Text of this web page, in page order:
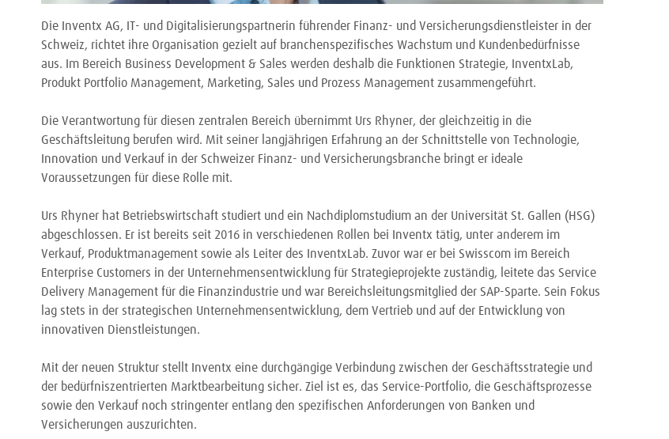
Die Inventx AG, IT- und Digitalisierungspartnerin führender Finanz- und Versicherungsdienstleister in der
Schweiz, richtet ihre Organisation gezielt auf branchenspezifisches Wachstum und Kundenbedürfnisse
aus. Im Bereich Business Development & Sales werden deshalb die Funktionen Strategie, InventxLab,
Produkt Portfolio Management, Marketing, Sales und Prozess Management zusammengeführt.
Die Verantwortung für diesen zentralen Bereich übernimmt Urs Rhyner, der gleichzeitig in die
Geschäftsleitung berufen wird. Mit seiner langjährigen Erfahrung an der Schnittstelle von Technologie,
Innovation und Verkauf in der Schweizer Finanz- und Versicherungsbranche bringt er ideale
Voraussetzungen für diese Rolle mit.
Urs Rhyner hat Betriebswirtschaft studiert und ein Nachdiplomstudium an der Universität St. Gallen (HSG)
abgeschlossen. Er ist bereits seit 2016 in verschiedenen Rollen bei Inventx tätig, unter anderem im
Verkauf, Produktmanagement sowie als Leiter des InventxLab. Zuvor war er bei Swisscom im Bereich
Enterprise Customers in der Unternehmensentwicklung für Strategieprojekte zuständig, leitete das Service
Delivery Management für die Finanzindustrie und war Bereichsleitungsmitglied der SAP-Sparte. Sein Fokus
lag stets in der strategischen Unternehmensentwicklung, dem Vertrieb und auf der Entwicklung von
innovativen Dienstleistungen.
Mit der neuen Struktur stellt Inventx eine durchgängige Verbindung zwischen der Geschäftsstrategie und
der bedürfniszentrierten Marktbearbeitung sicher. Ziel ist es, das Service-Portfolio, die Geschäftsprozesse
sowie den Verkauf noch stringenter entlang den spezifischen Anforderungen von Banken und
Versicherungen auszurichten.